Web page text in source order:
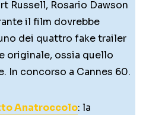
Russell, Rosario Dawson
il film dovrebbe
dei quattro fake trailer
originale, ossia quello
In concorso a Cannes 60.
Anatroccolo: la